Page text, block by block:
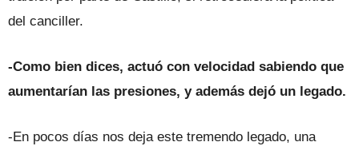
del canciller.
-Como bien dices, actuó con velocidad sabiendo que
aumentarían las presiones, y además dejó un legado.
-En pocos días nos deja este tremendo legado, una